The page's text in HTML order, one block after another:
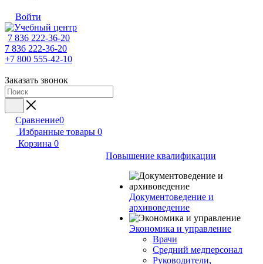
Войти
7 836 222-36-20
7 836 222-36-20
+7 800 555-42-10
Заказать звонок
Сравнение0
Избранные товары 0
Корзина 0
Повышение квалификации
Документоведение и
архивоведение
Экономика и управление
Врачи
Средний медперсонал
Руководители,